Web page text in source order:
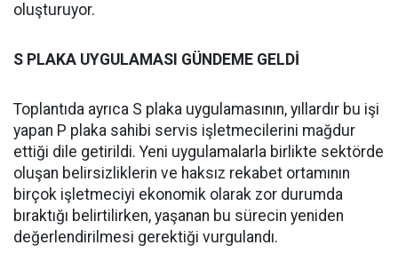
oluşturuyor.
S PLAKA UYGULAMASI GÜNDEME GELDİ
Toplantıda ayrıca S plaka uygulamasının, yıllardır bu işi
yapan P plaka sahibi servis işletmecilerini mağdur
ettiği dile getirildi. Yeni uygulamalarla birlikte sektörde
oluşan belirsizliklerin ve haksız rekabet ortamının
birçok işletmeciyi ekonomik olarak zor durumda
bıraktığı belirtilirken, yaşanan bu sürecin yeniden
değerlendirilmesi gerektiği vurgulandı.